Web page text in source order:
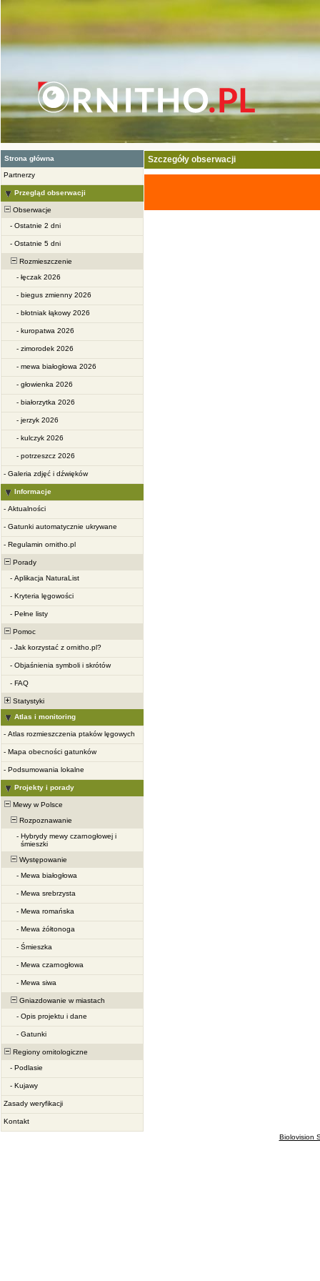
Strona główna
Partnerzy
Przegląd obserwacji
Obserwacje
- Ostatnie 2 dni
- Ostatnie 5 dni
Rozmieszczenie
- łęczak 2026
- biegus zmienny 2026
- błotniak łąkowy 2026
- kuropatwa 2026
- zimorodek 2026
- mewa białogłowa 2026
- głowienka 2026
- białorzytka 2026
- jerzyk 2026
- kulczyk 2026
- potrzeszcz 2026
- Galeria zdjęć i dźwięków
Informacje
- Aktualności
- Gatunki automatycznie ukrywane
- Regulamin ornitho.pl
Porady
- Aplikacja NaturaList
- Kryteria lęgowości
- Pełne listy
Pomoc
- Jak korzystać z ornitho.pl?
- Objaśnienia symboli i skrótów
- FAQ
Statystyki
Atlas i monitoring
- Atlas rozmieszczenia ptaków lęgowych
- Mapa obecności gatunków
- Podsumowania lokalne
Projekty i porady
Mewy w Polsce
Rozpoznawanie
- Hybrydy mewy czarnogłowej i
śmieszki
Występowanie
- Mewa białogłowa
- Mewa srebrzysta
- Mewa romańska
- Mewa żółtonoga
- Śmieszka
- Mewa czarnogłowa
- Mewa siwa
Gniazdowanie w miastach
- Opis projektu i dane
- Gatunki
Regiony ornitologiczne
- Podlasie
- Kujawy
Zasady weryfikacji
Kontakt
Szczegóły obserwacji
Biolovision